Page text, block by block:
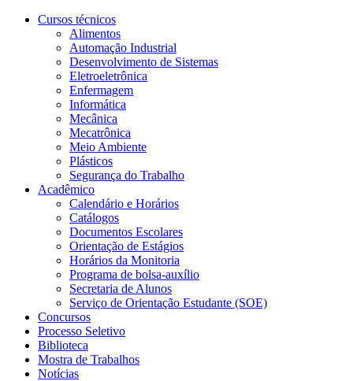
Cursos técnicos
Alimentos
Automação Industrial
Desenvolvimento de Sistemas
Eletroeletrônica
Enfermagem
Informática
Mecânica
Mecatrônica
Meio Ambiente
Plásticos
Segurança do Trabalho
Acadêmico
Calendário e Horários
Catálogos
Documentos Escolares
Orientação de Estágios
Horários da Monitoria
Programa de bolsa-auxílio
Secretaria de Alunos
Serviço de Orientação Estudante (SOE)
Concursos
Processo Seletivo
Biblioteca
Mostra de Trabalhos
Notícias